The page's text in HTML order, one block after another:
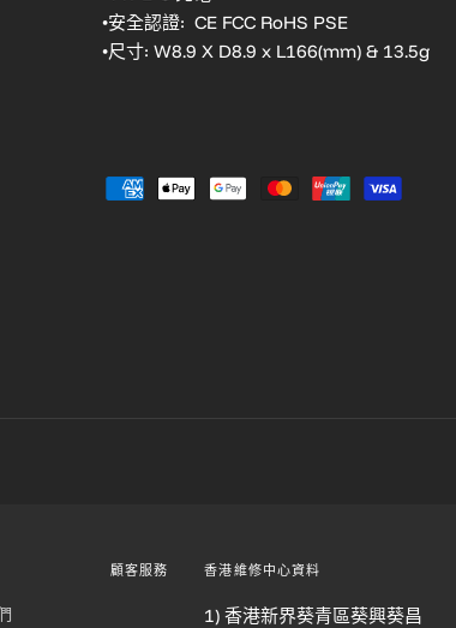
•安全認證: CE FCC RoHS PSE
•尺寸: W8.9 X D8.9 x L166(mm) & 13.5g
顧客服務 香港維修中心資料
1) 香港新界葵青區葵興葵昌